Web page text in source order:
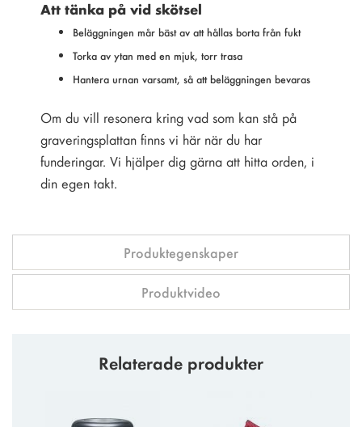
Att tänka på vid skötsel
Beläggningen mår bäst av att hållas borta från fukt
Torka av ytan med en mjuk, torr trasa
Hantera urnan varsamt, så att beläggningen bevaras
Om du vill resonera kring vad som kan stå på
graveringsplattan finns vi här när du har
funderingar. Vi hjälper dig gärna att hitta orden, i
din egen takt.
Produktegenskaper
Produktvideo
Relaterade produkter